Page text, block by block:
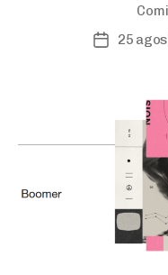
Post
25